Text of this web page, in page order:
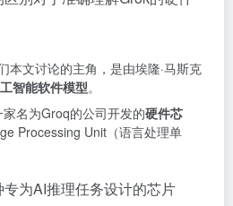
本文讨论的主角，是由埃隆·马斯克
智能软件模型。
家名为Groq的公司开发的硬件芯
Processing Unit（语言处理单
为AI推理任务设计的芯片